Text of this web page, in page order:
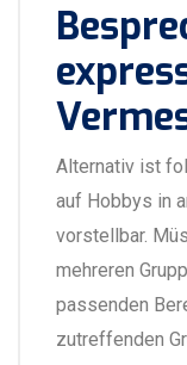
Alternativ ist
auf Hobbys in
vorstellbar.
mehreren
passenden
zutreffenden